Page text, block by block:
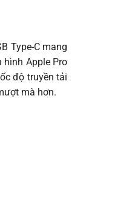
Type-C mang
hình Apple Pro
độ truyền tải
mà hơn.